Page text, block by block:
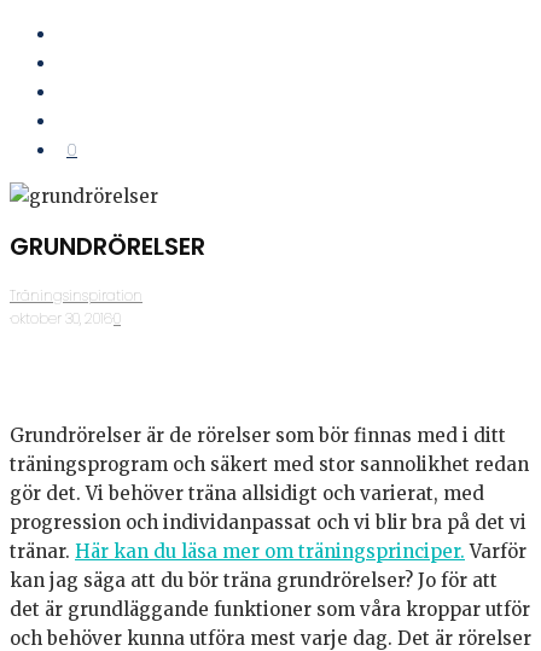
0
GRUNDRÖRELSER
Träningsinspiration
·oktober 30, 2016·0
Grundrörelser är de rörelser som bör finnas med i ditt
träningsprogram och säkert med stor sannolikhet redan
gör det. Vi behöver träna allsidigt och varierat, med
progression och individanpassat och vi blir bra på det vi
tränar. Här kan du läsa mer om träningsprinciper. Varför
kan jag säga att du bör träna grundrörelser? Jo för att
det är grundläggande funktioner som våra kroppar utför
och behöver kunna utföra mest varje dag. Det är rörelser